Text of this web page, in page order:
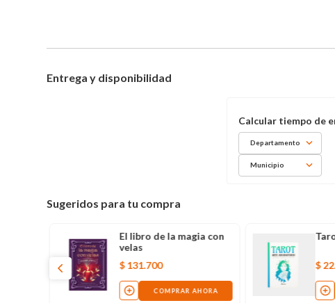
Entrega y disponibilidad
Departamento
Municipio
Sugeridos para tu compra
El libro de la magia con
velas
$131.700
COMPRAR AHORA
$22